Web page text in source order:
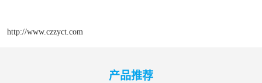
http://www.czzyct.com
产品推荐